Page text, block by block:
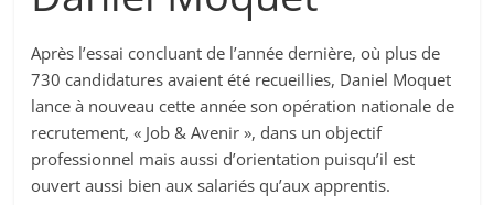
Après l’essai concluant de l’année dernière, où plus de
730 candidatures avaient été recueillies, Daniel Moquet
lance à nouveau cette année son opération nationale de
recrutement, « Job & Avenir », dans un objectif
professionnel mais aussi d’orientation puisqu’il est
ouvert aussi bien aux salariés qu’aux apprentis.